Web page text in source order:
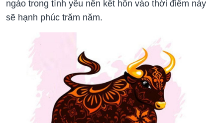
ngào trong tình yêu nên kết hôn vào thời điểm này
sẽ hạnh phúc trăm năm.